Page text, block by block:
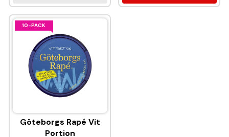
10-PACK
Göteborgs Rapé Vit
Portion